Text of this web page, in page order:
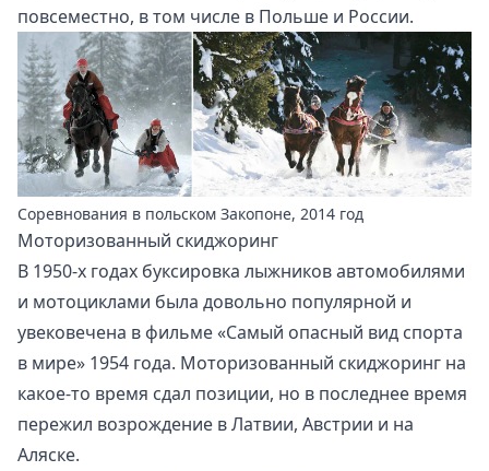
повсеместно, в том числе в Польше и России.
Соревнования в польском Закопоне, 2014 год
Моторизованный скиджоринг
В 1950-х годах буксировка лыжников автомобилями
и мотоциклами была довольно популярной и
увековечена в фильме «Самый опасный вид спорта
в мире» 1954 года. Моторизованный скиджоринг на
какое-то время сдал позиции, но в последнее время
пережил возрождение в Латвии, Австрии и на
Аляске.